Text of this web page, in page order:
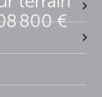
800 €